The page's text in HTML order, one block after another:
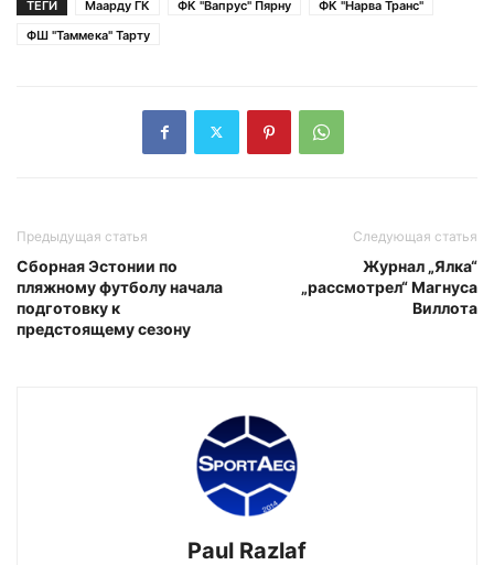
ТЕГИ Маарду ГК ФК "Вапрус" Пярну
ФК "Нарва Транс"
ФШ "Таммека" Тарту
Предыдущая статья
Сборная Эстонии по
пляжному футболу начала
подготовку к
предстоящему сезону
Следующая статья
Журнал „Ялка“
„рассмотрел“ Магнуса
Виллота
Paul Razlaf